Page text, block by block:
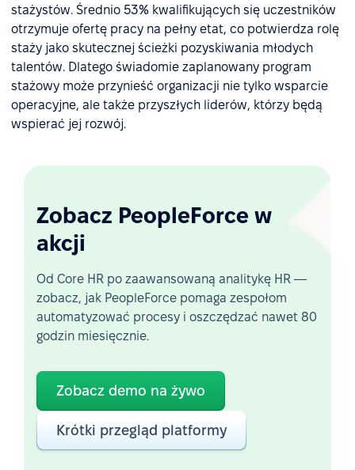
stażystów. Średnio 53% kwalifikujących się uczestników
otrzymuje ofertę pracy na pełny etat, co potwierdza rolę
staży jako skutecznej ścieżki pozyskiwania młodych
talentów. Dlatego świadomie zaplanowany program
stażowy może przynieść organizacji nie tylko wsparcie
operacyjne, ale także przyszłych liderów, którzy będą
wspierać jej rozwój.
Zobacz PeopleForce w
akcji
Od Core HR po zaawansowaną analitykę HR —
zobacz, jak PeopleForce pomaga zespołom
automatyzować procesy i oszczędzać nawet 80
godzin miesięcznie.
Zobacz demo na żywo
Krótki przegląd platformy